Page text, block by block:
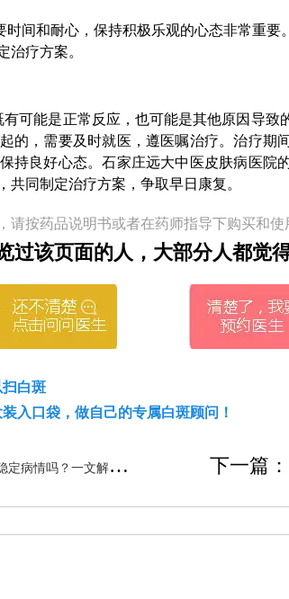
时间和耐心，保持积极乐观的心态非常重
治疗方案。
可能是正常反应，也可能是其他原因导致
的，需要及时就医，遵医嘱治疗。治疗期
持良好心态。石家庄远大中医皮肤病医院
同制定治疗方案，争取早日康复。
请按药品说明书或者在药师指导下购买和使
过该页面的人，大部分人都觉
白斑
入口袋，做自己的专属白斑顾问！
定病情吗？一文解析治
下一篇：